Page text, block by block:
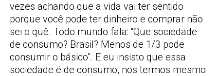
vezes achando que a vida vai ter sentido
porque você pode ter dinheiro e comprar não
sei o quê. Todo mundo fala: “Que sociedade
de consumo? Brasil? Menos de 1/3 pode
consumir o básico”. E eu insisto que essa
sociedade é de consumo, nos termos mesmo